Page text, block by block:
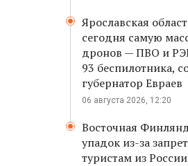
Ярославская
сегодня самую
дронов — ПВО и
93 беспилотника,
губернатор Евраев
06 августа 2026, 12:20
Восточная
упадок из-за
туристам из